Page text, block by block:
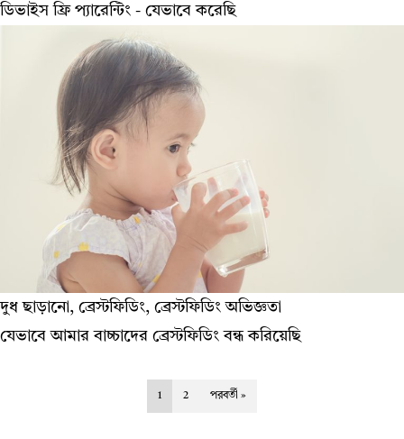
ডিভাইস ফ্রি প্যারেন্টিং - যেভাবে করেছি
দুধ ছাড়ানো, ব্রেস্টফিডিং, ব্রেস্টফিডিং অভিজ্ঞতা
যেভাবে আমার বাচ্চাদের ব্রেস্টফিডিং বন্ধ করিয়েছি
1 2 পরবর্তী »